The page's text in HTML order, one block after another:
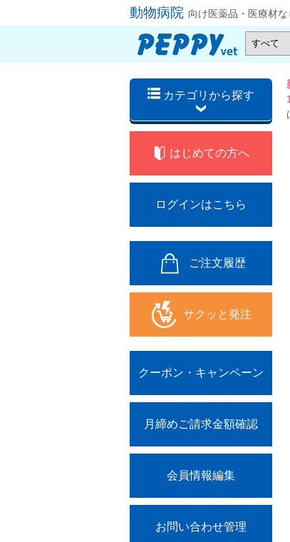
動物病院 向け医薬品・医療材
カテゴリから探す
はじめての方へ
ログインはこちら
ご注文履歴
サクッと発注
クーポン・キャンペーン
月締めご請求金額確認
会員情報編集
お問い合わせ管理